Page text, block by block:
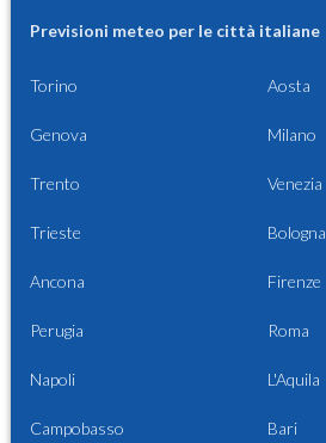
Previsioni meteo per le città italiane
Torino Aosta
Genova Milano
Trento Venezia
Trieste Bologna
Ancona Firenze
Perugia Roma
Napoli L'Aquila
Campobasso Bari